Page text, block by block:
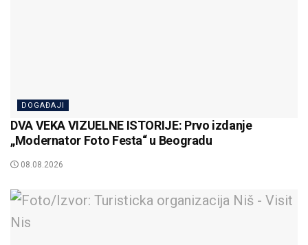
DOGAĐAJI
DVA VEKA VIZUELNE ISTORIJE: Prvo izdanje
„Modernator Foto Festa“ u Beogradu
08.08.2026